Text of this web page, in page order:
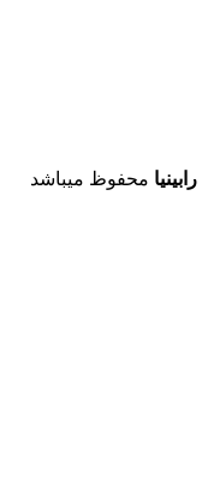
رابینیا محفوظ میباشد